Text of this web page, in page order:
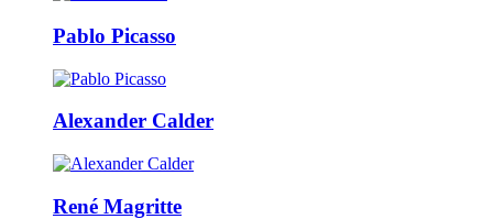
Pablo Picasso
Alexander Calder
René Magritte